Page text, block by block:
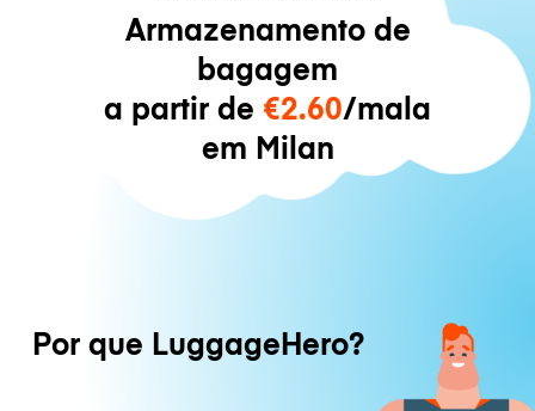
Armazenamento de
bagagem
a partir de €2.60/mala
em Milan
Por que LuggageHero?